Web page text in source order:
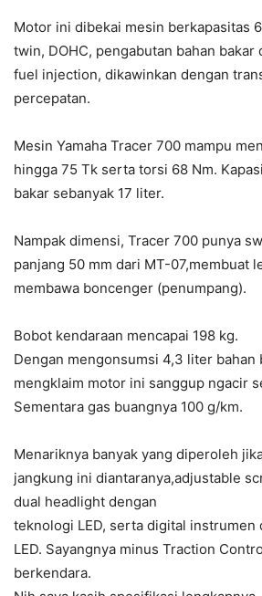
Motor ini dibekai mesin berkapasitas
twin, DOHC, pengabutan bahan bakar
fuel injection, dikawinkan dengan
percepatan.
Mesin Yamaha Tracer 700 mampu
hingga 75 Tk serta torsi 68 Nm.
bakar sebanyak 17 liter.
Nampak dimensi, Tracer 700 punya
panjang 50 mm dari MT-07,membuat
membawa boncenger (penumpang).
Bobot kendaraan mencapai 198 kg.
Dengan mengonsumsi 4,3 liter bahan
mengklaim motor ini sanggup ngacir
Sementara gas buangnya 100 g/km.
Menariknya banyak yang diperoleh
jangkung ini diantaranya,adjustable
dual headlight dengan
teknologi LED, serta digital instrumen
LED. Sayangnya minus Traction
berkendara.